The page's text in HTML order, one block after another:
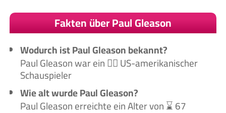
Fakten über Paul Gleason
Wodurch ist Paul Gleason bekannt?
Paul Gleason war ein 🙋‍♂️ US-amerikanischer
Schauspieler
Wie alt wurde Paul Gleason?
Paul Gleason erreichte ein Alter von ⌛ 67